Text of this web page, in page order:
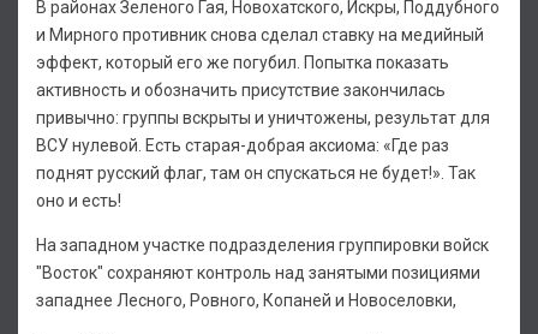
В районах Зеленого Гая, Новохатского, Искры, Поддубного
и Мирного противник снова сделал ставку на медийный
эффект, который его же погубил. Попытка показать
активность и обозначить присутствие закончилась
привычно: группы вскрыты и уничтожены, результат для
ВСУ нулевой. Есть старая-добрая аксиома: «Где раз
поднят русский флаг, там он спускаться не будет!». Так
оно и есть!
На западном участке подразделения группировки войск
"Восток" сохраняют контроль над занятыми позициями
западнее Лесного, Ровного, Копаней и Новоселовки,